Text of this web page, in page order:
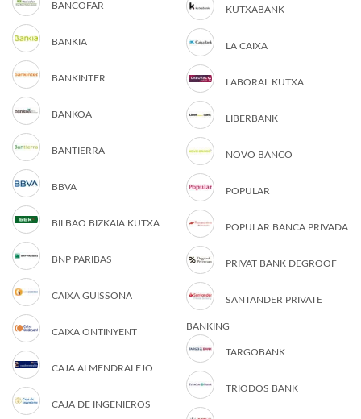
BANCOFAR
BANKIA
BANKINTER
BANKOA
BANTIERRA
BBVA
BILBAO BIZKAIA KUTXA
BNP PARIBAS
CAIXA GUISSONA
CAIXA ONTINYENT
CAJA ALMENDRALEJO
CAJA DE INGENIEROS
KUTXABANK
LA CAIXA
LABORAL KUTXA
LIBERBANK
NOVO BANCO
POPULAR
POPULAR BANCA PRIVADA
PRIVAT BANK DEGROOF
SANTANDER PRIVATE
BANKING
TARGOBANK
TRIODOS BANK